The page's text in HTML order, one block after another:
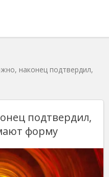
наконец подтвердил,
подтвердил,
форму